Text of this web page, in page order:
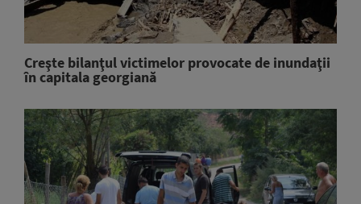
Creşte bilanţul victimelor provocate de inundaţii
în capitala georgiană